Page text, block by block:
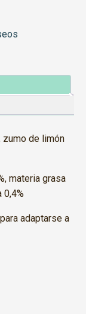
zumo de limón
materia grasa
0,4%
adaptarse a